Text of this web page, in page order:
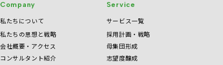
Company
私たちについて
私たちの思想と戦略
会社概要・アクセス
コンサルタント紹介
Service
サービス一覧
採用計画・戦略
母集団形成
志望度醸成